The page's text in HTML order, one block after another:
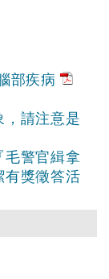
部疾病
，請注意是
毛警官緝拿
有獎徵答活